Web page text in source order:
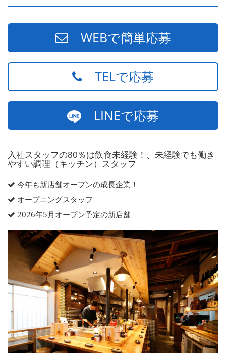
WEBで簡単応募
TELで応募
LINEで応募
入社スタッフの80％は飲食未経験！、未経験でも働き
やすい調理（キッチン）スタッフ
今年も新店舗オープンの成長企業！
オープニングスタッフ
2026年5月オープン予定の新店舗